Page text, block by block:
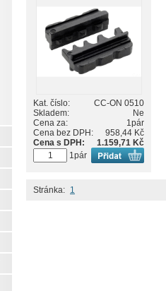
Kat. číslo:
CC-ON 0510
Skladem:
Ne
Cena za:
1pár
Cena bez DPH:
958,44 Kč
Cena s DPH:
1.159,71 Kč
1pár
Stránka: 1